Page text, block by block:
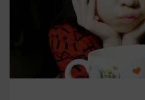
早上沒時間做早餐？10
簡單料理